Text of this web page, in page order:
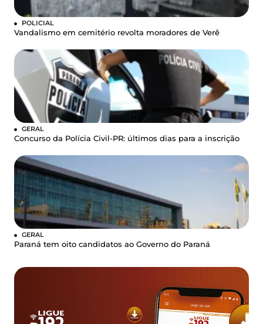
POLICIAL
Vandalismo em cemitério revolta moradores de Verê
GERAL
Concurso da Polícia Civil-PR: últimos dias para a inscrição
GERAL
Paraná tem oito candidatos ao Governo do Paraná